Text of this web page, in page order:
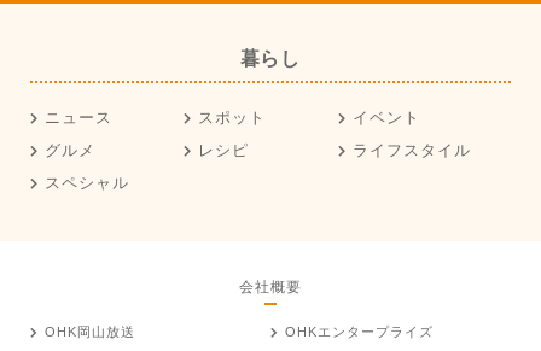
暮らし
ニュース スポット
イベント
グルメ
レシピ
ライフスタイル
スペシャル
会社概要
OHK岡山放送
OHKエンタープライズ